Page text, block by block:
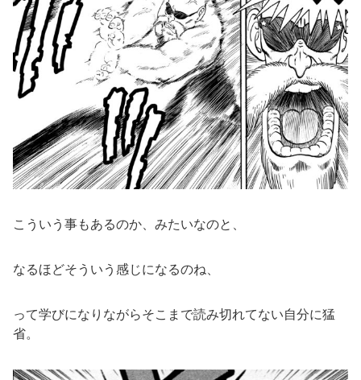
こういう事もあるのか、みたいなのと、
なるほどそういう感じになるのね、
って学びになりながらそこまで読み切れてない自分に猛
省。